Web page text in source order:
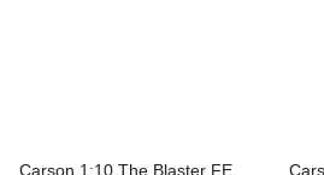
Carson 1:10 The Blaster FE